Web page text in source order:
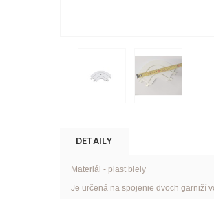
DETAILY
Materiál - plast biely
Je určená na spojenie dvoch garniží